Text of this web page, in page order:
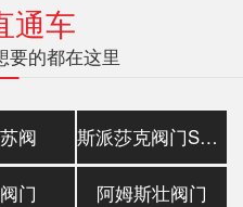
通车
要的都在这里
阀 斯派莎克阀门SpiraxSarco
门 阿姆斯壮阀门